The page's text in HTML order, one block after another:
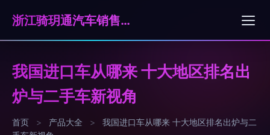
浙江骑玥通汽车销售服务有限公司
我国进口车从哪来 十大地区排名出
炉与二手车新视角
首页 > 产品大全 >
我国进口车从哪来 十大地区排名出炉与二